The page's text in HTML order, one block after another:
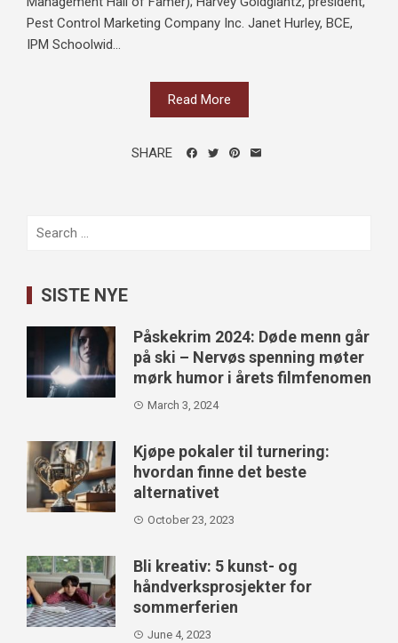
Pest Control Marketing Company Inc. Janet Hurley, BCE,
IPM Schoolwid...
Read More
SHARE
Search
SISTE NYE
Påskekrim 2024: Døde menn går
på ski – Nervøs spenning møter
mørk humor i årets filmfenomen
March 3, 2024
Kjøpe pokaler til turnering:
hvordan finne det beste
alternativet
October 23, 2023
Bli kreativ: 5 kunst- og
håndverksprosjekter for
sommerferien
June 4, 2023